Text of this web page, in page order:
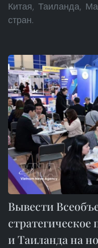
Китая, Таиланда,
стран.
Вывести
и Таиланда на